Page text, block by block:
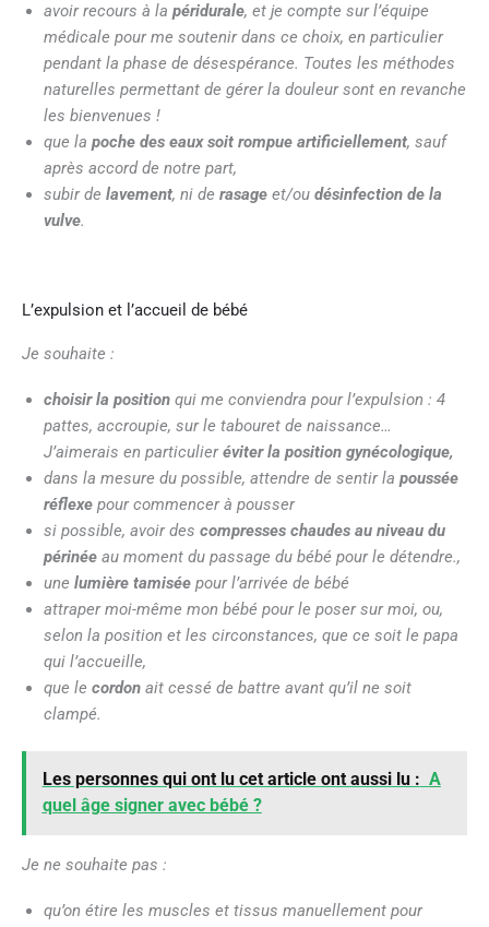
avoir recours à la péridurale, et je compte sur l’équipe
médicale pour me soutenir dans ce choix, en particulier
pendant la phase de désespérance. Toutes les méthodes
naturelles permettant de gérer la douleur sont en revanche
les bienvenues !
que la poche des eaux soit rompue artificiellement, sauf
après accord de notre part,
subir de lavement, ni de rasage et/ou désinfection de la
vulve.
L’expulsion et l’accueil de bébé
Je souhaite :
choisir la position qui me conviendra pour l’expulsion : 4
pattes, accroupie, sur le tabouret de naissance…
J’aimerais en particulieréviter la position gynécologique,
dans la mesure du possible, attendre de sentir la poussée
réflexe pour commencer à pousser
si possible, avoir des compresses chaudes au niveau du
périnée au moment du passage du bébé pour le détendre.,
une lumière tamisée pour l’arrivée de bébé
attraper moi-même mon bébé pour le poser sur moi, ou,
selon la position et les circonstances, que ce soit le papa
qui l’accueille,
que le cordon ait cessé de battre avant qu’il ne soit
clampé.
Les personnes qui ont lu cet article ont aussi lu : A
quel âge signer avec bébé ?
Je ne souhaite pas :
qu’on étire les muscles et tissus manuellement pour